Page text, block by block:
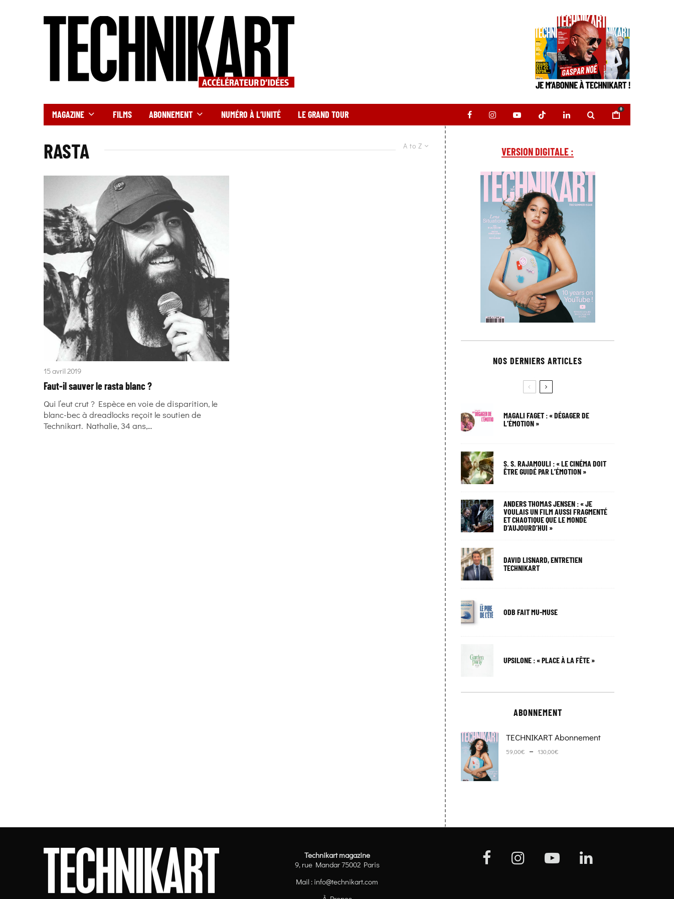
MAGAZINE FILMS ABONNEMENT NUMÉRO À L’UNITÉ LE GRAND TOUR 0
A to Z
RASTA
15 avril 2019
Faut-il sauver le rasta blanc ?
Qui l’eut crut ? Espèce en voie de disparition, le
blanc-bec à dreadlocks reçoit le soutien de
Technikart. Nathalie, 34 ans,...
VERSION DIGITALE :
NOS DERNIERS ARTICLES
MAGALI FAGET : « DÉGAGER DE
L’ÉMOTION »
S. S. RAJAMOULI : « LE CINÉMA DOIT
ÊTRE GUIDÉ PAR L’ÉMOTION »
ANDERS THOMAS JENSEN : « JE
VOULAIS UN FILM AUSSI FRAGMENTÉ
ET CHAOTIQUE QUE LE MONDE
D’AUJOURD’HUI »
DAVID LISNARD, ENTRETIEN
TECHNIKART
ODB FAIT MU-MUSE
UPSILONE : « PLACE À LA FÊTE »
ABONNEMENT
TECHNIKART Abonnement
59,00€ – 130,00€
Technikart magazine
9, rue Mandar 75002 Paris
Mail : info@technikart.com